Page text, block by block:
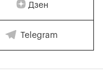
Дзен
Telegram